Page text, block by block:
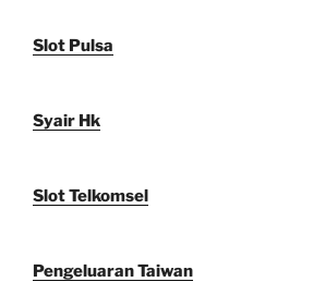
Slot Pulsa
Syair Hk
Slot Telkomsel
Pengeluaran Taiwan